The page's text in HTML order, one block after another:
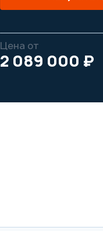
Цена от
2 089 000 ₽